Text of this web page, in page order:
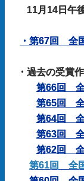
11月14日午
・第67回 全
・過去の受賞
第66回 全
第65回 全
第64回 全
第63回 全
第62回 全
第61回 全